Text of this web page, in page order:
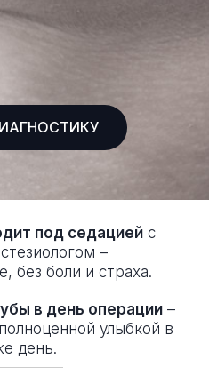
под седацией с
–
без боли и страха.
в день операции –
улыбкой в
день.